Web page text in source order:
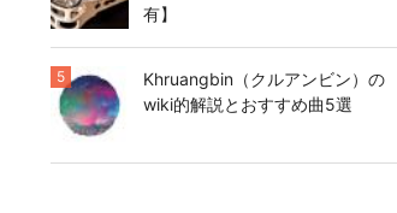
有】
Khruangbin（クルアンビン）の
wiki的解説とおすすめ曲5選
5